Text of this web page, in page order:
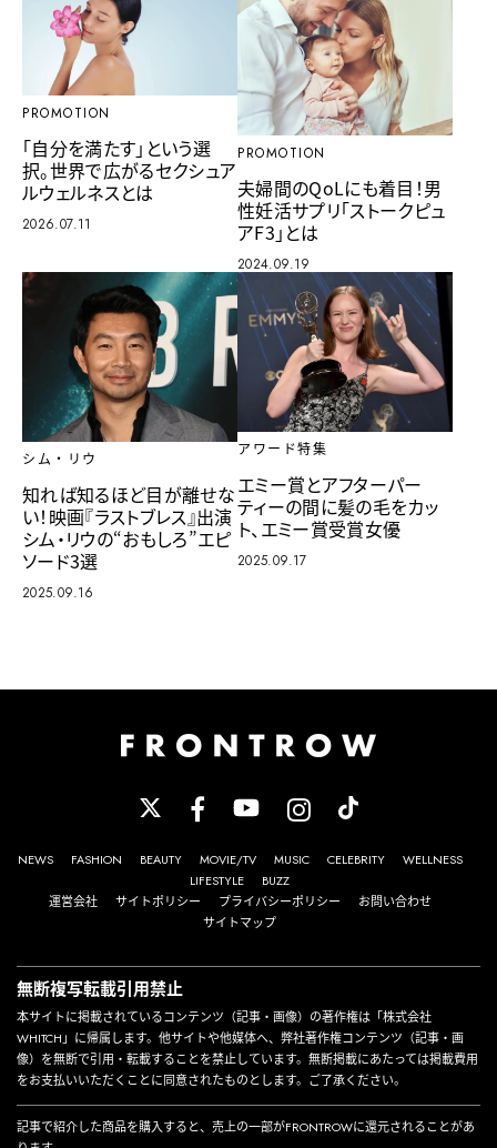
PROMOTION
「自分を満たす」という選
択。世界で広がるセクシュア
ルウェルネスとは
2026.07.11
PROMOTION
夫婦間のQoLにも着目！男
性妊活サプリ「ストークピュ
アF3」とは
2024.09.19
シム・リウ
知れば知るほど目が離せな
い！映画『ラストブレス』出演
シム・リウの“おもしろ”エピ
ソード3選
2025.09.16
アワード特集
エミー賞とアフターパー
ティーの間に髪の毛をカッ
ト、エミー賞受賞女優
2025.09.17
NEWS FASHION BEAUTY MOVIE/TV MUSIC CELEBRITY
WELLNESS
LIFESTYLE
BUZZ
運営会社
サイトポリシー プライバシーポリシー
お問い合わせ
サイトマップ
無断複写転載引用禁止
本サイトに掲載されているコンテンツ（記事・画像）の著作権は「株式会社
WHITCH」に帰属します。他サイトや他媒体へ、弊社著作権コンテンツ（記事・画
像）を無断で引用・転載することを禁止しています。無断掲載にあたっては掲載費用
をお支払いいただくことに同意されたものとします。ご了承ください。
記事で紹介した商品を購入すると、売上の一部がFRONTROWに還元されることがあ